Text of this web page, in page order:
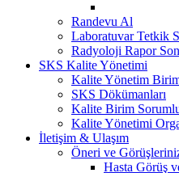
Randevu Al
Laboratuvar Tetkik
Radyoloji Rapor
SKS Kalite Yönetimi
Kalite Yönetim
SKS Dökümanları
Kalite Birim
Kalite Yönetimi
İletişim & Ulaşım
Öneri ve
Hasta Görüş